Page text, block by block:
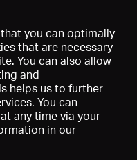
you can optimally
that are necessary
You can also allow
and
helps us to further
You can
any time via your
in our